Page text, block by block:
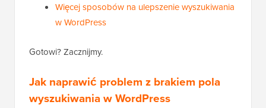
Więcej sposobów na ulepszenie wyszukiwania
w WordPress
Gotowi? Zacznijmy.
Jak naprawić problem z brakiem pola
wyszukiwania w WordPress